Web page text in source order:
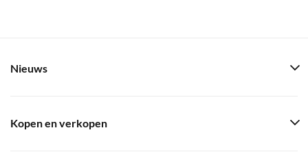
Nieuws
Kopen en verkopen